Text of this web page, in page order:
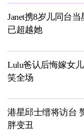
Janet携8岁儿同台
已超越她
Lulu爸认后悔嫁女
笑全场
港星邱士缙将访台
胖变丑